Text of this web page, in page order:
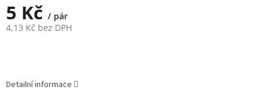
5 Kč / pár
4,13 Kč bez DPH
Detailní informace